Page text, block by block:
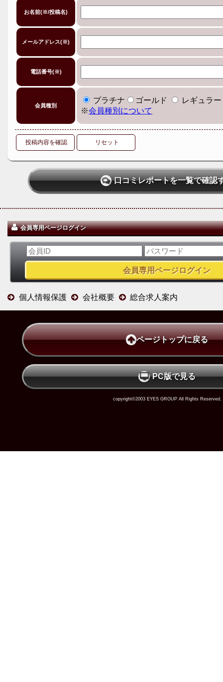
お名前(※/投稿名)
メールアドレス(※)
電話番号(※)
会員種別
プラチナ ゴールド
レギュラー
※会員種別について
投稿内容を確認 リセット
口コミレポートを一覧で確認
会員専用ページログイン
個人情報保護 会社概要 総合求人案内
ページトップに戻る
PC版で見る
copyright©2003 EYES GROUP All Rights Reserved.